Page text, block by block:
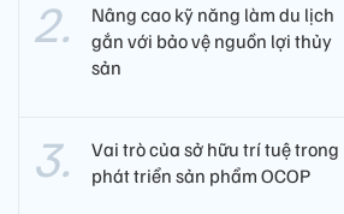
Nâng cao kỹ năng làm du lịch
gắn với bảo vệ nguồn lợi thủy
sản
Vai trò của sở hữu trí tuệ trong
phát triển sản phẩm OCOP